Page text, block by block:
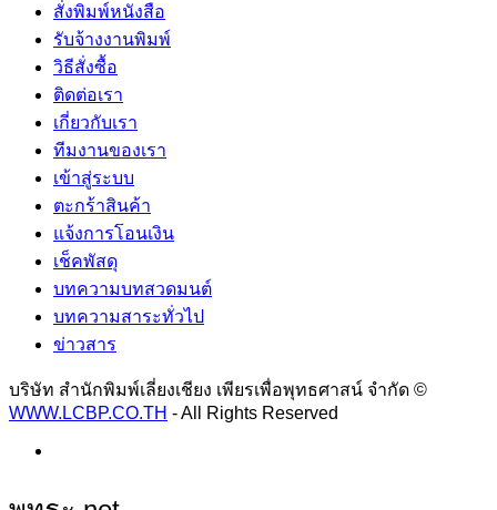
สั่งพิมพ์หนังสือ
รับจ้างงานพิมพ์
วิธีสั่งซื้อ
ติดต่อเรา
เกี่ยวกับเรา
ทีมงานของเรา
เข้าสู่ระบบ
ตะกร้าสินค้า
แจ้งการโอนเงิน
เช็คพัสดุ
บทความบทสวดมนต์
บทความสาระทั่วไป
ข่าวสาร
บริษัท สำนักพิมพ์เลี่ยงเชียง เพียรเพื่อพุทธศาสน์ จำกัด ©
WWW.LCBP.CO.TH - All Rights Reserved